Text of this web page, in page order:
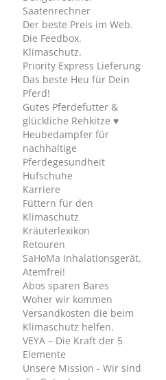
Saatenrechner
Der beste Preis im Web.
Die Feedbox.
Klimaschutz.
Priority Express Lieferung
Das beste Heu für Dein
Pferd!
Gutes Pferdefutter &
glückliche Rehkitze ♥
Heubedampfer für
nachhaltige
Pferdegesundheit
Hufschuhe
Karriere
Füttern für den
Klimaschutz
Kräuterlexikon
Retouren
SaHoMa Inhalationsgerät.
Atemfrei!
Abos sparen Bares
Woher wir kommen
Versandkosten die beim
Klimaschutz helfen.
VEYA – Die Kraft der 5
Elemente
Unsere Mission - Wir sind